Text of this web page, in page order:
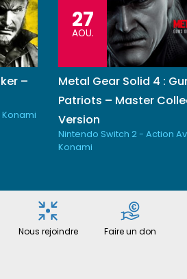
–
27
AOU.
Metal Gear Solid 4 :
Patriots – Master
Version
Nintendo Switch 2 - Action
Konami
Nous rejoindre Faire un don